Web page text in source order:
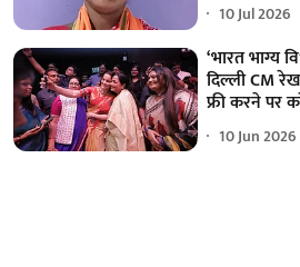
10 Jul 2026
‘भारत भाग्य
दिल्ली CM
फ्री करने पर
10 Jun 2026